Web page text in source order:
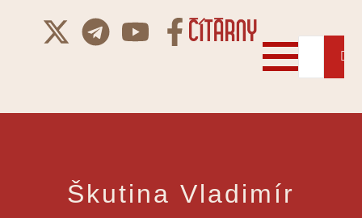
Škutina Vladimír